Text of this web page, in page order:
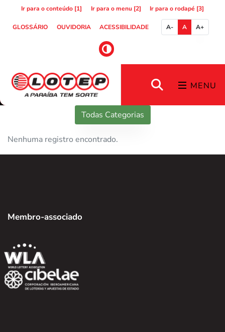
Ir para o conteúdo [1] Ir para o menu [2] Ir para o rodapé [3]
GLOSSÁRIO OUVIDORIA ACESSIBILIDADE A- A A+
MENU
Todas Categorias
Nenhuma registro encontrado.
Membro-associado